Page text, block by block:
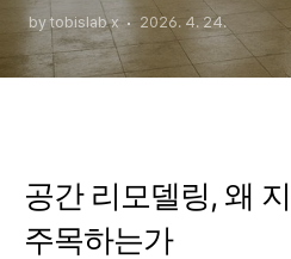
by tobislab x 2026. 4. 24.
공간 리모델링, 왜
주목하는가